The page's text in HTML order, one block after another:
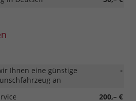
-
Ihnen eine günstige
an
200,– €